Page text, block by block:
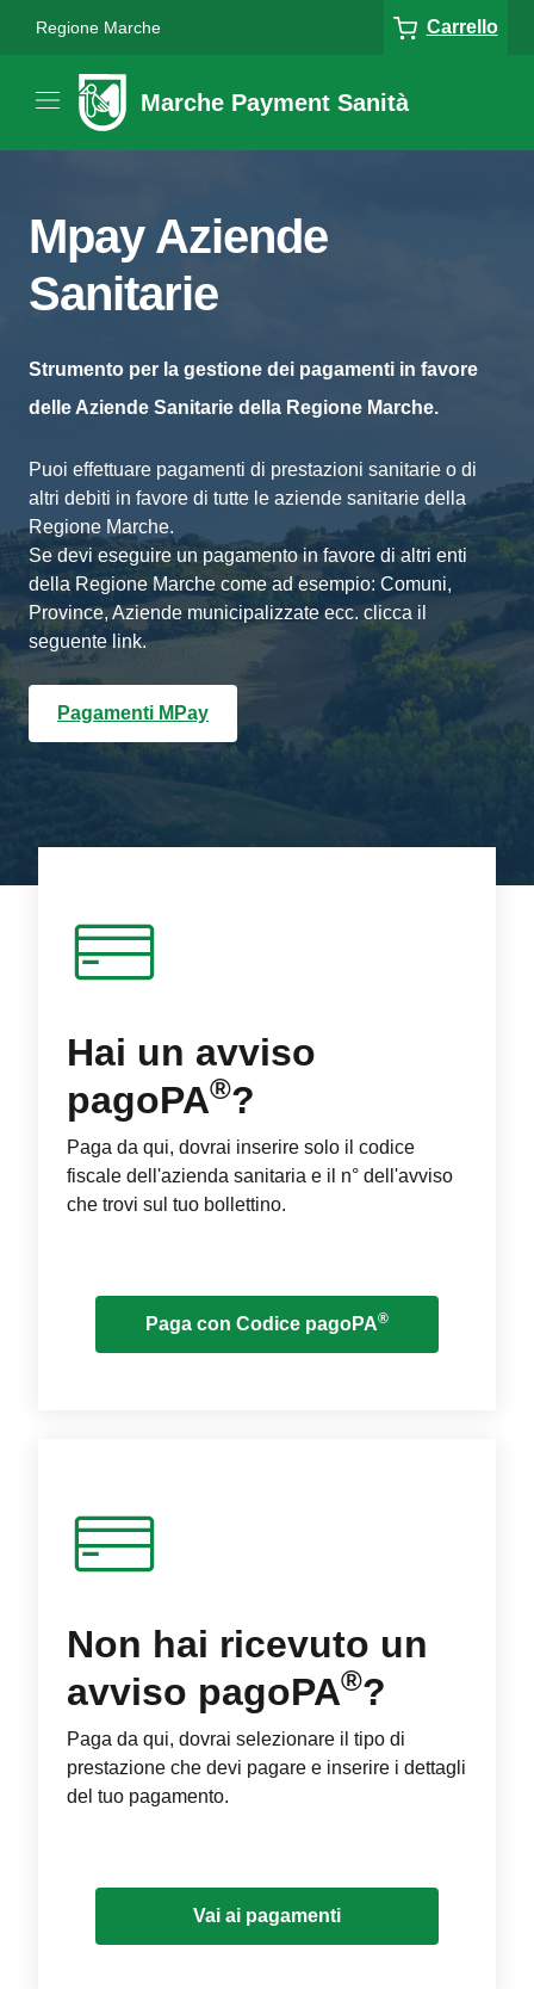
Regione Marche Carrello
Marche Payment Sanità
Mpay Aziende
Sanitarie
Strumento per la gestione dei pagamenti in favore
delle Aziende Sanitarie della Regione Marche.
Puoi effettuare pagamenti di prestazioni sanitarie o di
altri debiti in favore di tutte le aziende sanitarie della
Regione Marche.
Se devi eseguire un pagamento in favore di altri enti
della Regione Marche come ad esempio: Comuni,
Province, Aziende municipalizzate ecc. clicca il
seguente link.
Pagamenti MPay
Hai un avviso
pagoPA®?
Paga da qui, dovrai inserire solo il codice
fiscale dell'azienda sanitaria e il n° dell'avviso
che trovi sul tuo bollettino.
Paga con Codice pagoPA®
Non hai ricevuto un
avviso pagoPA®?
Paga da qui, dovrai selezionare il tipo di
prestazione che devi pagare e inserire i dettagli
del tuo pagamento.
Vai ai pagamenti